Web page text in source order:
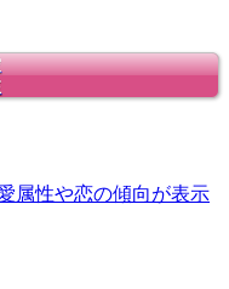
属性や恋の傾向が表示